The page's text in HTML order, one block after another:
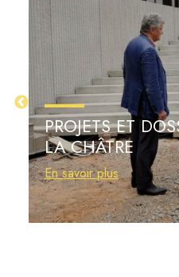
PROJETS ET
LA CHÂTRE
En savoir plus